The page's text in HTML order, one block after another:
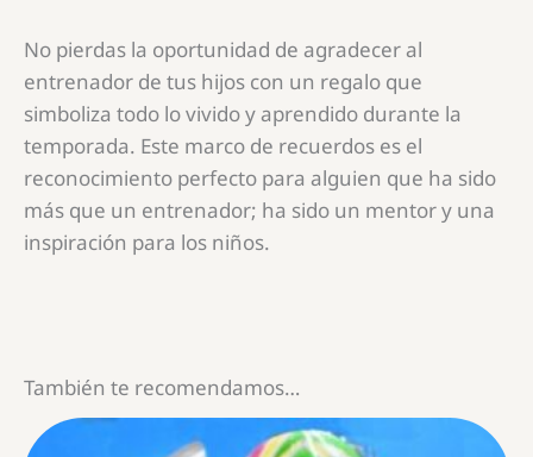
No pierdas la oportunidad de agradecer al
entrenador de tus hijos con un regalo que
simboliza todo lo vivido y aprendido durante la
temporada. Este marco de recuerdos es el
reconocimiento perfecto para alguien que ha sido
más que un entrenador; ha sido un mentor y una
inspiración para los niños.
También te recomendamos…